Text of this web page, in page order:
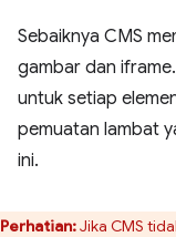
Sebaiknya CMS
gambar dan
untuk setiap
pemuatan lambat
ini.
Perhatian:Jika CMS